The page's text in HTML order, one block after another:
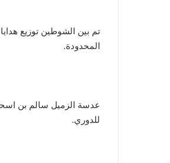
المحدودة.
عدسة الزميل سالم بن
للدوري.